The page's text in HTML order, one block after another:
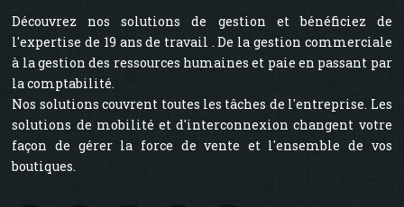
Découvrez nos solutions de gestion et bénéficiez de
l'expertise de 19 ans de travail . De la gestion commerciale
à la gestion des ressources humaines et paie en passant par
la comptabilité.
Nos solutions couvrent toutes les tâches de l'entreprise. Les
solutions de mobilité et d'interconnexion changent votre
façon de gérer la force de vente et l'ensemble de vos
boutiques.